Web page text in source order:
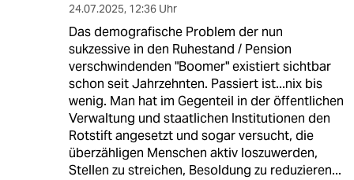
24.07.2025, 12:36 Uhr
Das demografische Problem der nun
sukzessive in den Ruhestand / Pension
verschwindenden "Boomer" existiert sichtbar
schon seit Jahrzehnten. Passiert ist...nix bis
wenig. Man hat im Gegenteil in der öffentlichen
Verwaltung und staatlichen Institutionen den
Rotstift angesetzt und sogar versucht, die
überzähligen Menschen aktiv loszuwerden,
Stellen zu streichen, Besoldung zu reduzieren...